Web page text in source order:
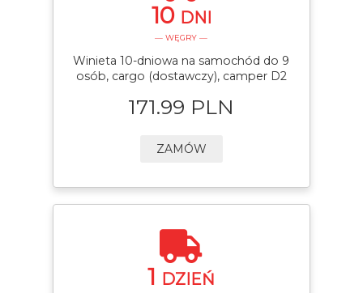
10 DNI
— WĘGRY —
Winieta 10-dniowa na samochód do 9
osób, cargo (dostawczy), camper D2
171.99 PLN
ZAMÓW
1 DZIEŃ